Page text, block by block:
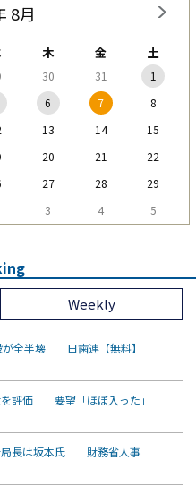
8月
木 金 土
30 31
1
6 7
8
13 14
15
20 21
22
27 28
29
3 4 5
Weekly
が全半壊 日歯連【無料】
を評価 要望「ほぼ入った」
局長は坂本氏 財務省人事